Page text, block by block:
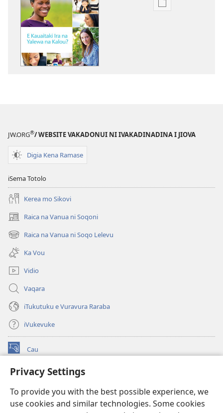
Privacy Settings
To provide you with the best possible experience, we
use cookies and similar technologies. Some cookies
Sala
VAKATAWA
JW.ORG®/ WEBSITE VAKADONUI NI IVAKADINADINA I JIOVA
Digia Kena Ramase
iSema Totolo
Kerea mo Sikovi
Raica na Vanua ni Soqoni
(opens
new
window)
Raica na Vanua ni Soqo Lelevu
(opens
new
window)
Ka Vou
Vidio
Vaqara
iTukutuku e Vuravura Raraba
iVukevuke
Cau
(opens
window)Watchtower LAIBRI ENA INTERNET™
new
window)JW Hub ®
(opens